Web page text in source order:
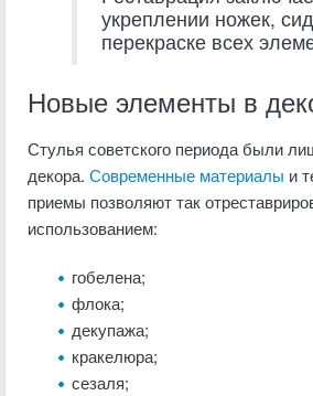
укреплении ножек,
перекраске всех
Новые элементы в
Стулья советского периода были
декора. Современные материалы и
приемы позволяют так
использованием:
гобелена;
флока;
декупажа;
кракелюра;
сезаля;